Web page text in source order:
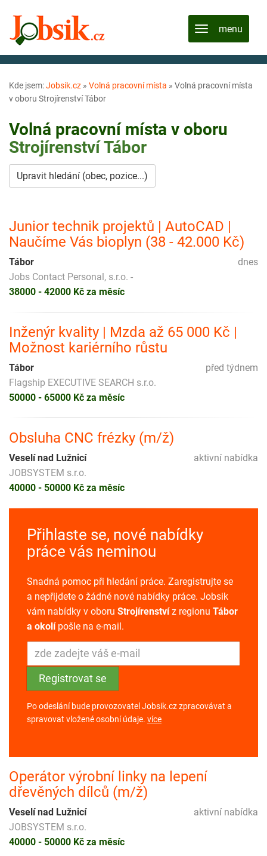
Kde jsem:Jobsik.cz » Volná pracovní místa » Volná pracovní místa
v oboru Strojírenství Tábor
Volná pracovní místa v oboru
StrojírenstvíTábor
Upravit hledání (obec, pozice...)
Junior technik projektů | AutoCAD |
Naučíme Vás bioplyn (38 - 42.000 Kč)
dnes
Tábor
Jobs Contact Personal, s.r.o. -
38000 - 42000 Kč za měsíc
Inženýr kvality | Mzda až 65 000 Kč |
Možnost kariérního růstu
před týdnem
Tábor
Flagship EXECUTIVE SEARCH s.r.o.
50000 - 65000 Kč za měsíc
Obsluha CNC frézky (m/ž)
aktivní nabídka
Veselí nad Lužnicí
JOBSYSTEM s.r.o.
40000 - 50000 Kč za měsíc
Přihlaste se, nové nabídky
práce vás neminou
Snadná pomoc při hledání práce. Zaregistrujte se
a nepřijdete o žádné nové nabídky práce. Jobsik
vám nabídky v oboru Strojírenstvíz regionu Tábor
a okolípošle na e-mail.
Po odeslání bude provozovatel Jobsik.cz zpracovávat a
spravovat vložené osobní údaje. více
Operátor výrobní linky na lepení
dřevěných dílců (m/ž)
aktivní nabídka
Veselí nad Lužnicí
JOBSYSTEM s.r.o.
40000 - 50000 Kč za měsíc